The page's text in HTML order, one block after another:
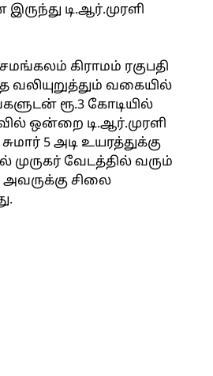
டி.ஆர்.முரளி
கிராமம் ரகுபதி
வலியுறுத்தும் வகையில்
ரூ.3 கோடியில்
ஒன்றை டி.ஆர்.முரளி
5 அடி உயரத்துக்கு
முருகர் வேடத்தில் வரும்
சிலை